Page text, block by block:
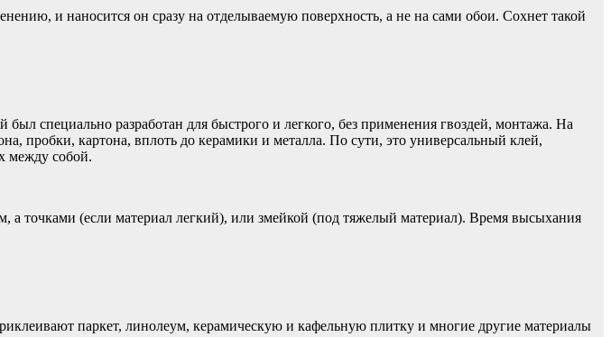
и наносится он сразу на отделываемую поверхность, а не на сами обои. Сохнет такой
специально разработан для быстрого и легкого, без применения гвоздей, монтажа. На
пробки, картона, вплоть до керамики и металла. По сути, это универсальный клей,
между собой.
точками (если материал легкий), или змейкой (под тяжелый материал). Время высыхания
паркет, линолеум, керамическую и кафельную плитку и многие другие материалы